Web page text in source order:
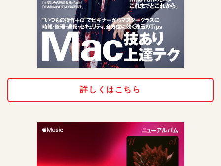
詳しくはこちら